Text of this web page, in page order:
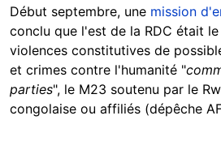
Début septembre, une mission
conclu que l'est de la RDC était
violences constitutives de
et crimes contre l'humanité "
parties", le M23 soutenu par le
congolaise ou affiliés (dépêche